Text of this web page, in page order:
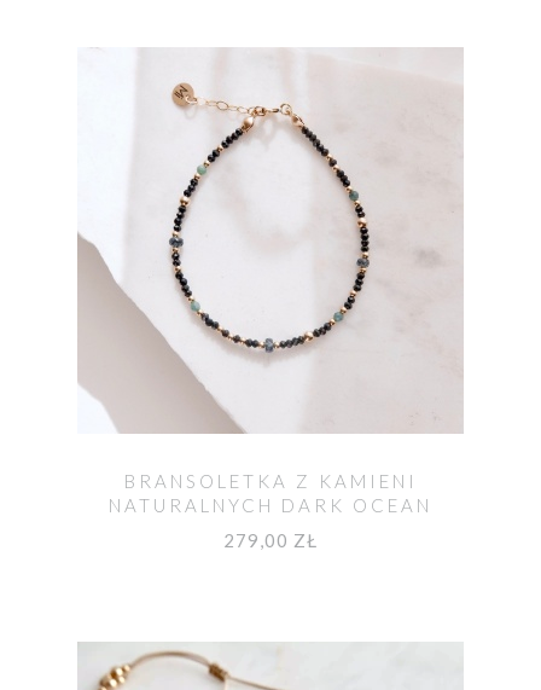
BRANSOLETKA Z KAMIENI
NATURALNYCH DARK OCEAN
279,00 ZŁ